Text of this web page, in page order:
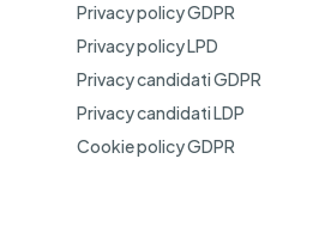
Privacy policy GDPR
Privacy policy LPD
Privacy candidati GDPR
Privacy candidati LDP
Cookie policy GDPR